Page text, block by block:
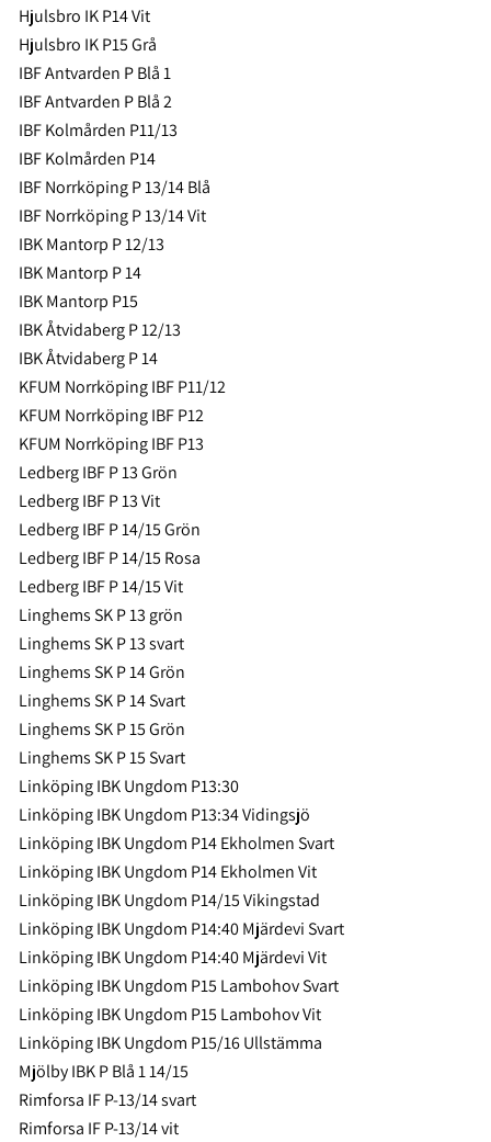
Hjulsbro IK P14 Vit
Hjulsbro IK P15 Grå
IBF Antvarden P Blå 1
IBF Antvarden P Blå 2
IBF Kolmården P11/13
IBF Kolmården P14
IBF Norrköping P 13/14 Blå
IBF Norrköping P 13/14 Vit
IBK Mantorp P 12/13
IBK Mantorp P 14
IBK Mantorp P15
IBK Åtvidaberg P 12/13
IBK Åtvidaberg P 14
KFUM Norrköping IBF P11/12
KFUM Norrköping IBF P12
KFUM Norrköping IBF P13
Ledberg IBF P 13 Grön
Ledberg IBF P 13 Vit
Ledberg IBF P 14/15 Grön
Ledberg IBF P 14/15 Rosa
Ledberg IBF P 14/15 Vit
Linghems SK P 13 grön
Linghems SK P 13 svart
Linghems SK P 14 Grön
Linghems SK P 14 Svart
Linghems SK P 15 Grön
Linghems SK P 15 Svart
Linköping IBK Ungdom P13:30
Linköping IBK Ungdom P13:34 Vidingsjö
Linköping IBK Ungdom P14 Ekholmen Svart
Linköping IBK Ungdom P14 Ekholmen Vit
Linköping IBK Ungdom P14/15 Vikingstad
Linköping IBK Ungdom P14:40 Mjärdevi Svart
Linköping IBK Ungdom P14:40 Mjärdevi Vit
Linköping IBK Ungdom P15 Lambohov Svart
Linköping IBK Ungdom P15 Lambohov Vit
Linköping IBK Ungdom P15/16 Ullstämma
Mjölby IBK P Blå 1 14/15
Rimforsa IF P-13/14 svart
Rimforsa IF P-13/14 vit